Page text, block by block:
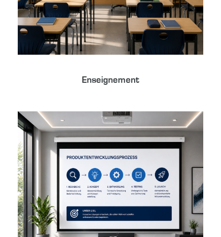
Enseignement